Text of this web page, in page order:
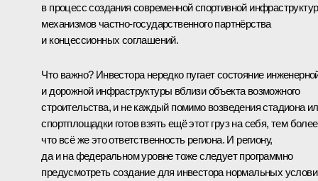
в процесс создания современной спортивной
механизмов частно‑государственного партнёрства
и концессионных соглашений.
Что важно? Инвестора нередко пугает состояние
и дорожной инфраструктуры вблизи объекта возможного
строительства, и не каждый помимо возведения стадиона
спортплощадки готов взять ещё этот груз на себя, тем более
что всё же это ответственность региона. И региону,
да и на федеральном уровне тоже следует программно
предусмотреть создание для инвестора нормальных